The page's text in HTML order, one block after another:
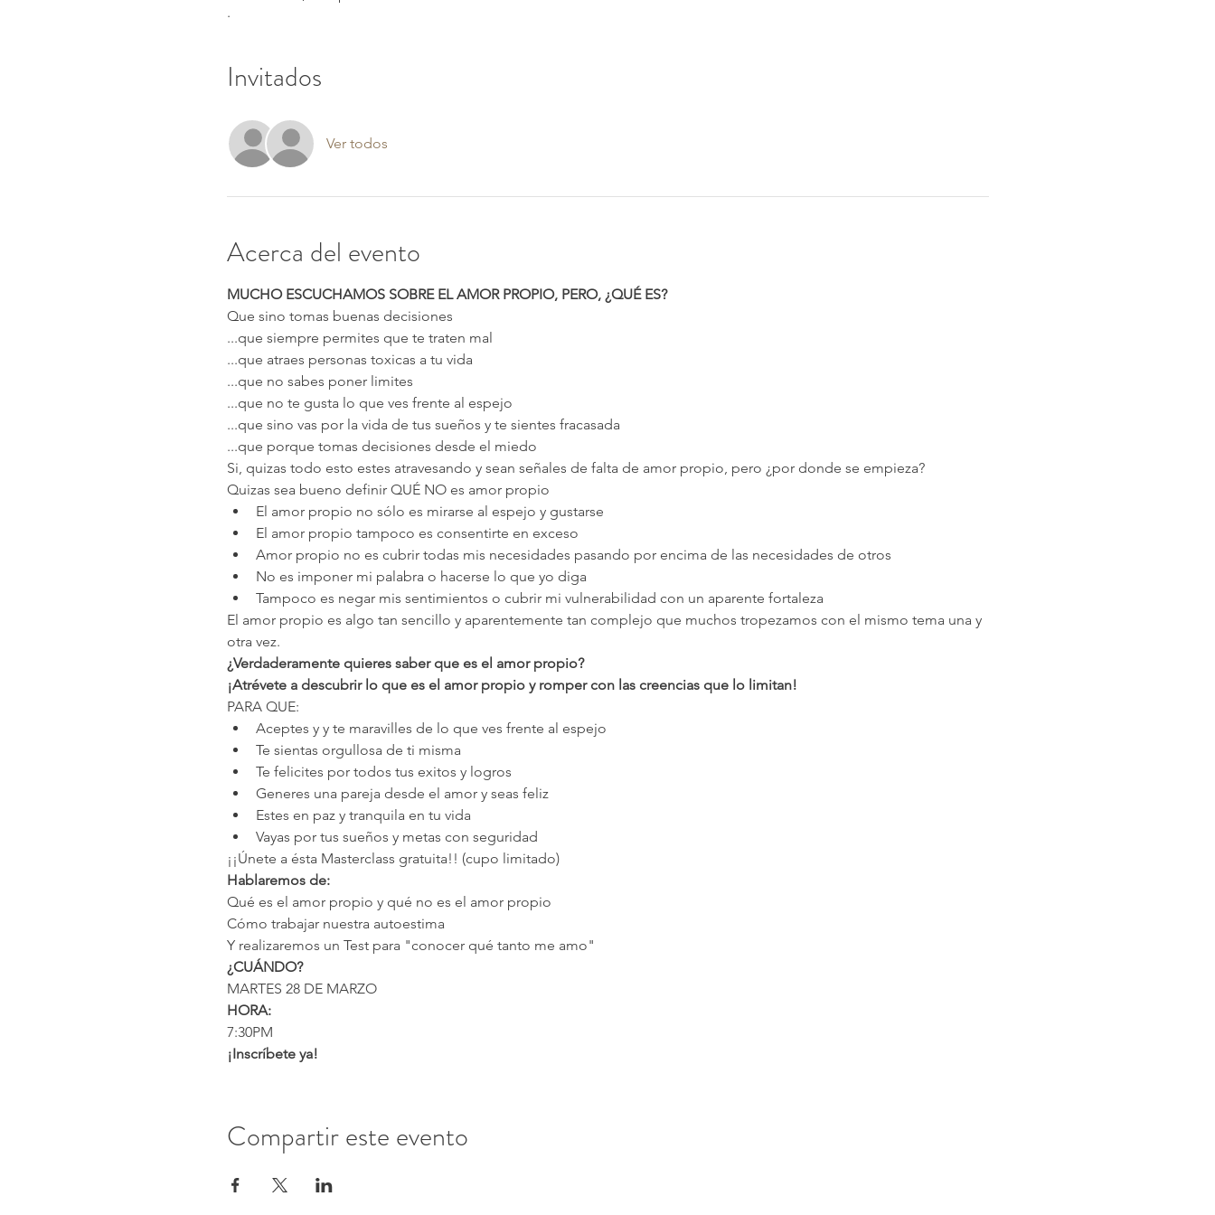
.
Invitados
Ver todos
Acerca del evento
MUCHO ESCUCHAMOS SOBRE EL AMOR PROPIO, PERO, ¿QUÉ ES?
Que sino tomas buenas decisiones
...que siempre permites que te traten mal
...que atraes personas toxicas a tu vida
...que no sabes poner limites
...que no te gusta lo que ves frente al espejo
...que sino vas por la vida de tus sueños y te sientes fracasada
...que porque tomas decisiones desde el miedo
Si, quizas todo esto estes atravesando y sean señales de falta de amor propio, pero ¿por donde se empieza?
Quizas sea bueno definir QUÉ NO es amor propio
El amor propio no sólo es mirarse al espejo y gustarse
El amor propio tampoco es consentirte en exceso
Amor propio no es cubrir todas mis necesidades pasando por encima de las necesidades de otros
No es imponer mi palabra o hacerse lo que yo diga
Tampoco es negar mis sentimientos o cubrir mi vulnerabilidad con un aparente fortaleza
El amor propio es algo tan sencillo y aparentemente tan complejo que muchos tropezamos con el mismo tema una y
otra vez.
¿Verdaderamente quieres saber que es el amor propio?
¡Atrévete a descubrir lo que es el amor propio y romper con las creencias que lo limitan!
PARA QUE:
Aceptes y y te maravilles de lo que ves frente al espejo
Te sientas orgullosa de ti misma
Te felicites por todos tus exitos y logros
Generes una pareja desde el amor y seas feliz
Estes en paz y tranquila en tu vida
Vayas por tus sueños y metas con seguridad
¡¡Únete a ésta Masterclass gratuita!! (cupo limitado)
Hablaremos de:
Qué es el amor propio y qué no es el amor propio
Cómo trabajar nuestra autoestima
Y realizaremos un Test para "conocer qué tanto me amo"
¿CUÁNDO?
MARTES 28 DE MARZO
HORA:
7:30PM
¡Inscríbete ya!
Compartir este evento